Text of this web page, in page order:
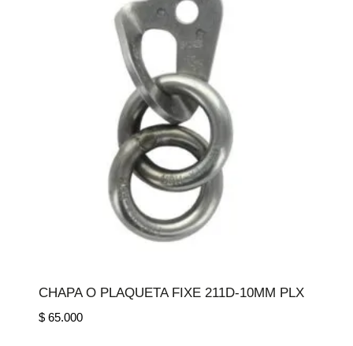
CHAPA O PLAQUETA FIXE 211D-10MM PLX
$65.000